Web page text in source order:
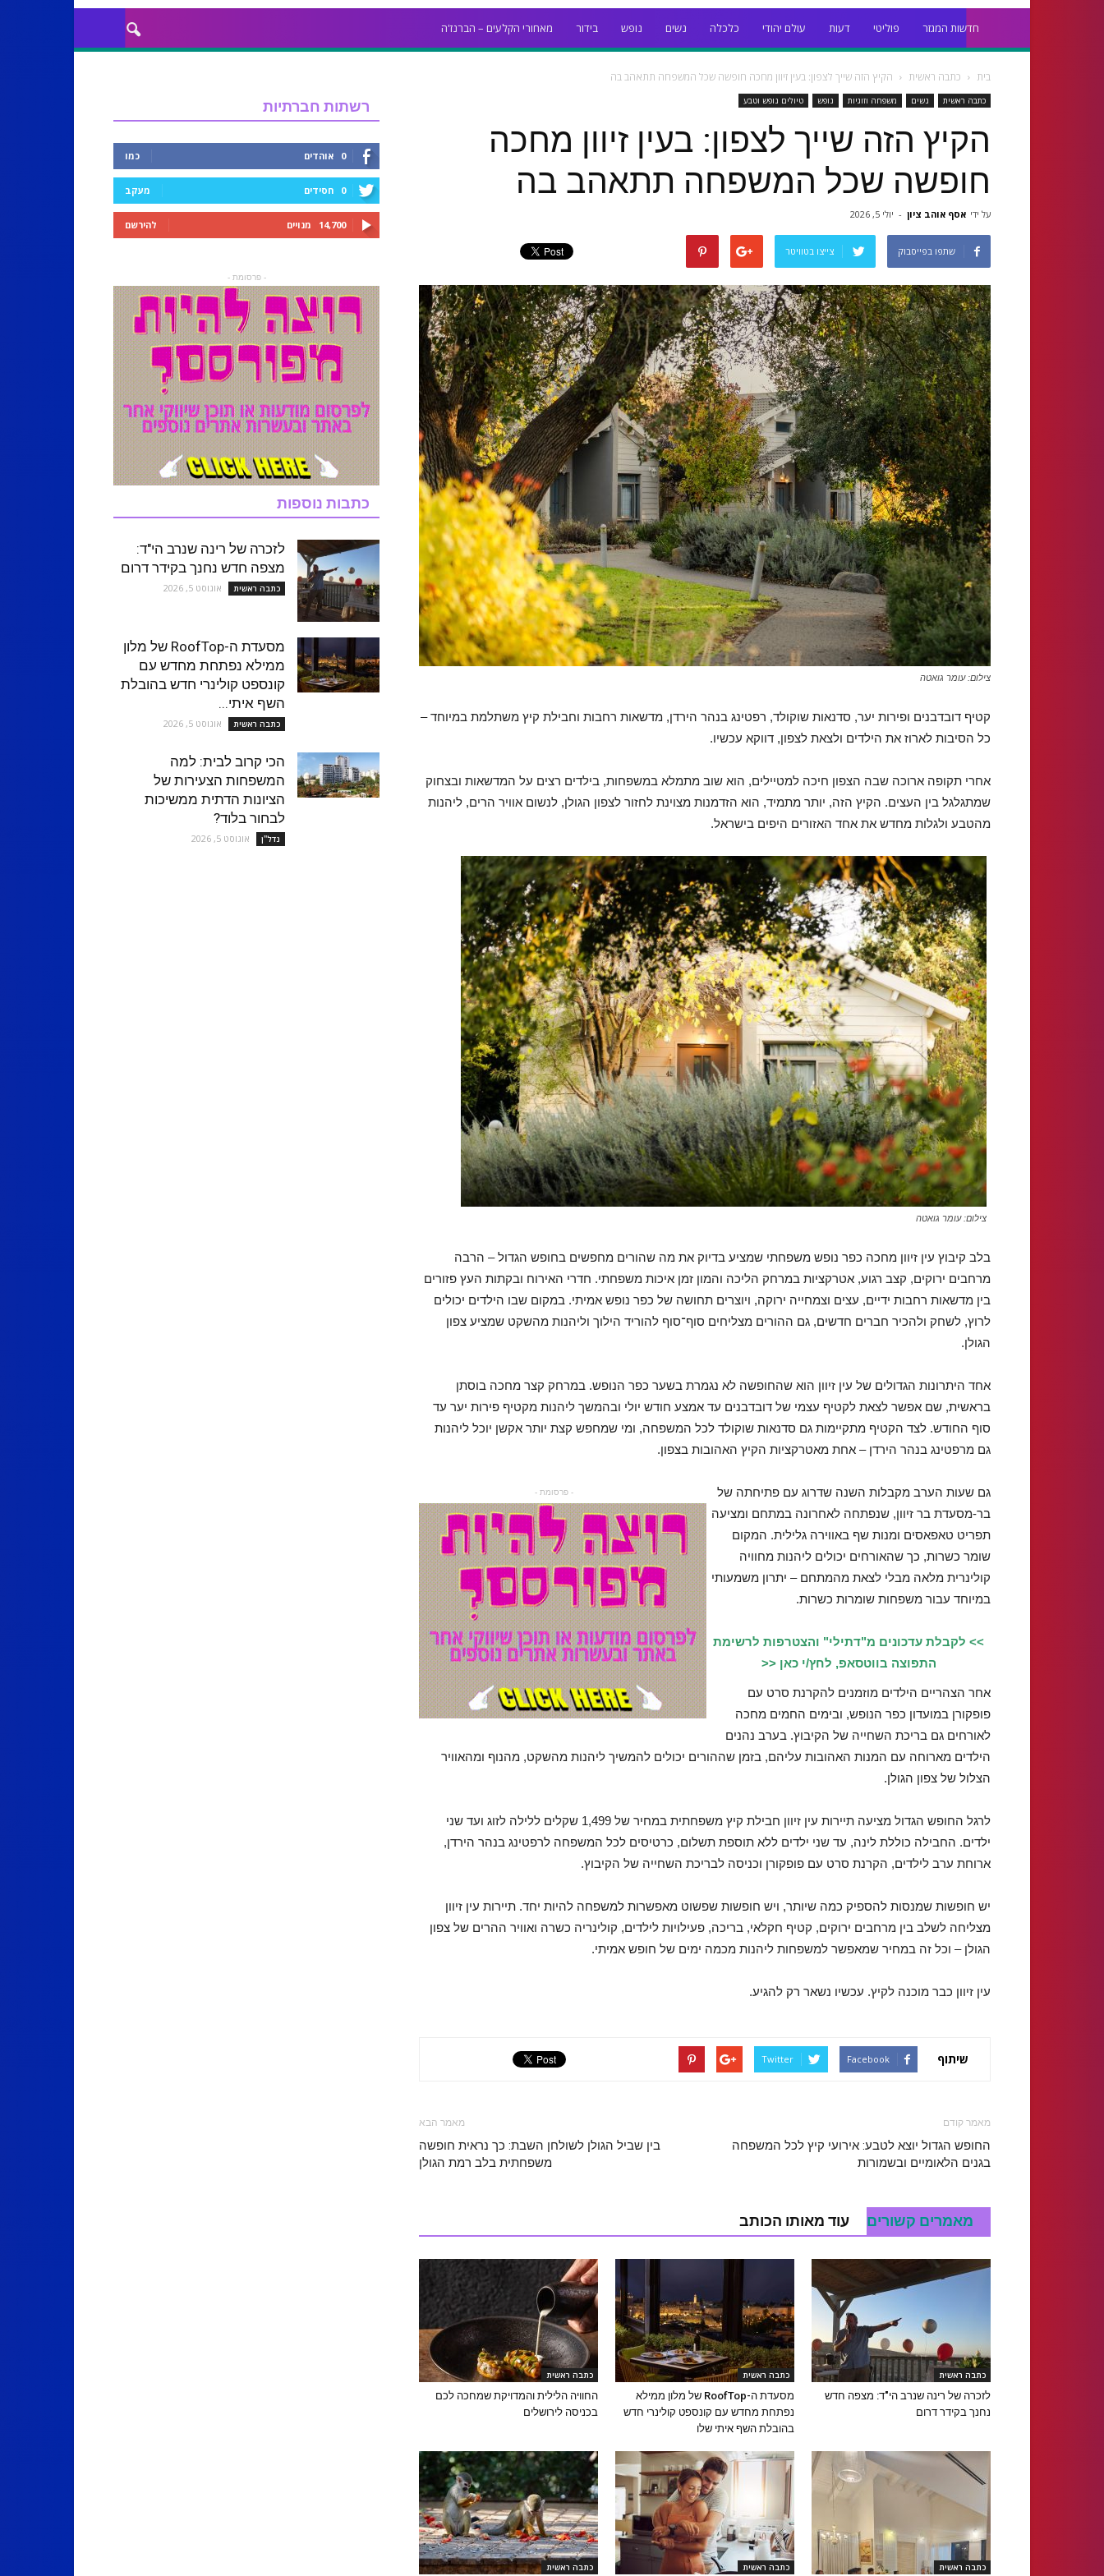
חדשות המגזר פוליטי דעות עולם יהודי כלכלה נשים נופש בידור מאחורי הקלעים – הברנז'ה
בית כתבה ראשית הקיץ הזה שייך לצפון: בעין זיוון מחכה חופשה שכל המשפחה תתאהב בה
כתבה ראשית נשים משפחה וזוגיות נופש טיולים נופש וטבע
הקיץ הזה שייך לצפון: בעין זיוון מחכה
חופשה שכל המשפחה תתאהב בה
על ידי אסף אוהב ציון - יולי 5, 2026
שתפו בפייסבוק צייצו בטוויטר
צילום: עומר גואטה
קטיף דובדבנים ופירות יער, סדנאות שוקולד, רפטינג בנהר הירדן, מדשאות רחבות וחבילת קיץ משתלמת במיוחד –
כל הסיבות לארוז את הילדים ולצאת לצפון, דווקא עכשיו.
אחרי תקופה ארוכה שבה הצפון חיכה למטיילים, הוא שוב מתמלא במשפחות, בילדים רצים על המדשאות ובצחוק
שמתגלגל בין העצים. הקיץ הזה, יותר מתמיד, הוא הזדמנות מצוינת לחזור לצפון הגולן, לנשום אוויר הרים, ליהנות
מהטבע ולגלות מחדש את אחד האזורים היפים בישראל.
צילום: עומר גואטה
בלב קיבוץ עין זיוון מחכה כפר נופש משפחתי שמציע בדיוק את מה שהורים מחפשים בחופש הגדול – הרבה
מרחבים ירוקים, קצב רגוע, אטרקציות במרחק הליכה והמון זמן איכות משפחתי. חדרי האירוח ובקתות העץ פזורים
בין מדשאות רחבות ידיים, עצים וצמחייה ירוקה, ויוצרים תחושה של כפר נופש אמיתי. במקום שבו הילדים יכולים
לרוץ, לשחק ולהכיר חברים חדשים, גם ההורים מצליחים סוף־סוף להוריד הילוך וליהנות מהשקט שמציע צפון
הגולן.
אחד היתרונות הגדולים של עין זיוון הוא שהחופשה לא נגמרת בשער כפר הנופש. במרחק קצר מחכה בוסתן
בראשית, שם אפשר לצאת לקטיף עצמי של דובדבנים עד אמצע חודש יולי ובהמשך ליהנות מקטיף פירות יער עד
סוף החודש. לצד הקטיף מתקיימות גם סדנאות שוקולד לכל המשפחה, ומי שמחפש קצת יותר אקשן יוכל ליהנות
גם מרפטינג בנהר הירדן – אחת מאטרקציות הקיץ האהובות בצפון.
- פרסומת -
גם שעות הערב מקבלות השנה שדרוג עם פתיחתה של
בר-מסעדת בר זיוון, שנפתחה לאחרונה במתחם ומציעה
תפריט טאפאסים ומנות שף באווירה גלילית. המקום
שומר כשרות, כך שהאורחים יכולים ליהנות מחוויה
קולינרית מלאה מבלי לצאת מהמתחם – יתרון משמעותי
במיוחד עבור משפחות שומרות כשרות.
>> לקבלת עדכונים מ"דתילי" והצטרפות לרשימת
התפוצה בווטסאפ, לחץ/י כאן <<
אחר הצהריים הילדים מוזמנים להקרנת סרט עם
פופקורן במועדון כפר הנופש, ובימים החמים מחכה
לאורחים גם בריכת השחייה של הקיבוץ. בערב נהנים
הילדים מארוחה עם המנות האהובות עליהם, בזמן שההורים יכולים להמשיך ליהנות מהשקט, מהנוף ומהאוויר
הצלול של צפון הגולן.
לרגל החופש הגדול מציעה תיירות עין זיוון חבילת קיץ משפחתית במחיר של 1,499 שקלים ללילה לזוג ועד שני
ילדים. החבילה כוללת לינה, עד שני ילדים ללא תוספת תשלום, כרטיסים לכל המשפחה לרפטינג בנהר הירדן,
ארוחת ערב לילדים, הקרנת סרט עם פופקורן וכניסה לבריכת השחייה של הקיבוץ.
יש חופשות שמנסות להספיק כמה שיותר, ויש חופשות שפשוט מאפשרות למשפחה להיות יחד. תיירות עין זיוון
מצליחה לשלב בין מרחבים ירוקים, קטיף חקלאי, בריכה, פעילויות לילדים, קולינריה כשרה ואוויר ההרים של צפון
הגולן – וכל זה במחיר שמאפשר למשפחות ליהנות מכמה ימים של חופש אמיתי.
עין זיוון כבר מוכנה לקיץ. עכשיו נשאר רק להגיע.
שיתוף Facebook
Twitter
מאמר קודם
החופש הגדול יוצא לטבע: אירועי קיץ לכל המשפחה
בגנים הלאומיים ובשמורות
מאמר הבא
בין שביל הגולן לשולחן השבת: כך נראית חופשה
משפחתית בלב רמת הגולן
מאמרים קשורים עוד מאותו הכותב
כתבה ראשית
לזכרה של רינה שנרב הי"ד: מצפה חדש
נחנך בקידר דרום
כתבה ראשית
מסעדת ה-RoofTop של מלון ממילא
נפתחת מחדש עם קונספט קולינרי חדש
בהובלת השף איתי שלו
כתבה ראשית
החוויה הלילית והמדויקת שמחכה לכם
בכניסה לירושלים
כתבה ראשית כתבה ראשית כתבה ראשית
רשתות חברתיות
0 אוהדים כמו
0 חסידים מעקב
14,700 מנויים להירשם
- פרסומת -
כתבות נוספות
לזכרה של רינה שנרב הי"ד:
מצפה חדש נחנך בקידר דרום
כתבה ראשית אוגוסט 5, 2026
מסעדת ה-RoofTop של מלון
ממילא נפתחת מחדש עם
קונספט קולינרי חדש בהובלת
השף איתי...
כתבה ראשית אוגוסט 5, 2026
הכי קרוב לבית: למה
המשפחות הצעירות של
הציונות הדתית ממשיכות
לבחור בלוד?
נדל''ן אוגוסט 5, 2026